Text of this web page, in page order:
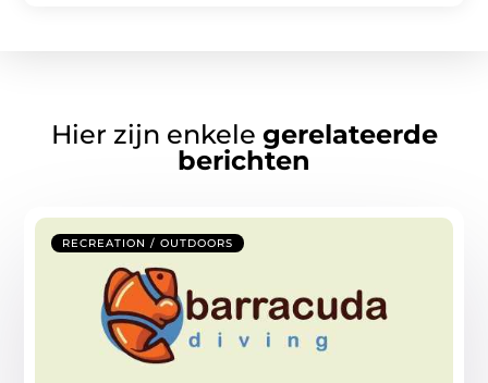
Hier zijn enkele gerelateerde
berichten
RECREATION / OUTDOORS